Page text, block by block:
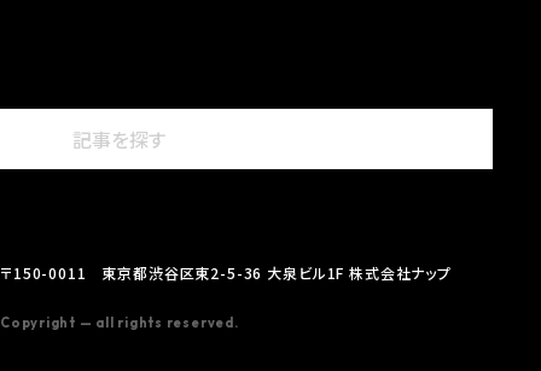
〒150-0011 東京都渋谷区東2-5-36 大泉ビル1F 株式会社ナップ
Copyright — all rights reserved.